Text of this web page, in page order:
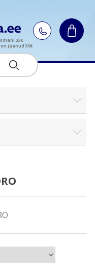
25€
jäänud 50€